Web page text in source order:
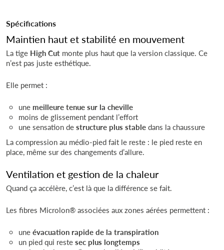
Spécifications
Maintien haut et stabilité en mouvement
La tige High Cut monte plus haut que la version classique. Ce
n’est pas juste esthétique.
Elle permet :
une meilleure tenue sur la cheville
moins de glissement pendant l’effort
une sensation destructure plus stabledans la chaussure
La compression au médio-pied fait le reste : le pied reste en
place, même sur des changements d’allure.
Ventilation et gestion de la chaleur
Quand ça accélère, c’est là que la différence se fait.
Les fibres Microlon® associées aux zones aérées permettent :
uneévacuation rapide de la transpiration
un pied qui restesec plus longtemps